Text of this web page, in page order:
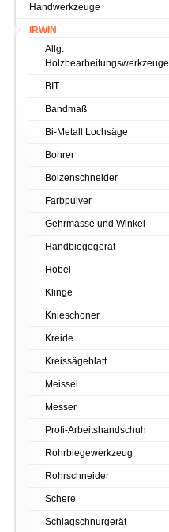
Handwerkzeuge
IRWIN
Allg.
Holzbearbeitungswerkzeuge
BIT
Bandmaß
Bi-Metall Lochsäge
Bohrer
Bolzenschneider
Farbpulver
Gehrmasse und Winkel
Handbiegegerät
Hobel
Klinge
Knieschoner
Kreide
Kreissägeblatt
Meissel
Messer
Profi-Arbeitshandschuh
Rohrbiegewerkzeug
Rohrschneider
Schere
Schlagschnurgerät